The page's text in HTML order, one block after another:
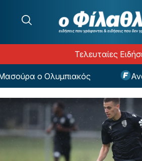
Τελευταίες
ο Ολυμπιακός